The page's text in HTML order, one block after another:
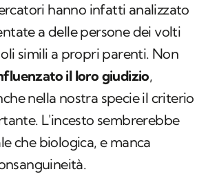
hanno infatti analizzato
a delle persone dei volti
simili a propri parenti. Non
il loro giudizio,
nella nostra specie il criterio
L'incesto sembrerebbe
che biologica, e manca